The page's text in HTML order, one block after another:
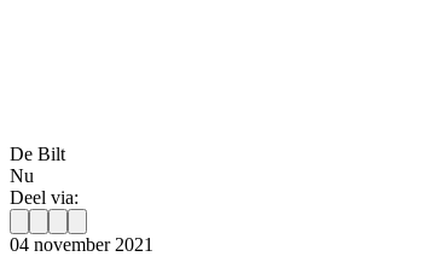
De Bilt
Nu
Deel via:
04 november 2021